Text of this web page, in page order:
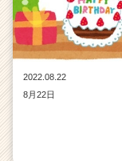
2022.08.22
8月22日